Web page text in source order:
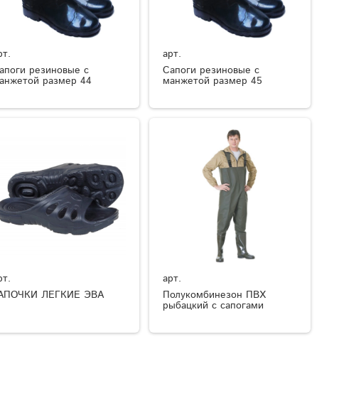
резиновые с
размер 44
арт.
Сапоги резиновые с
манжетой размер 45
ЛЕГКИЕ ЭВА
арт.
Полукомбинезон ПВХ
рыбацкий с сапогами